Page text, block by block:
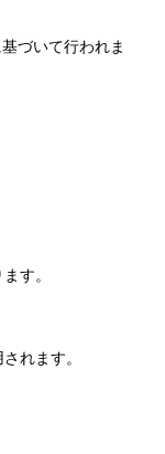
づいて行われま
す。
れます。